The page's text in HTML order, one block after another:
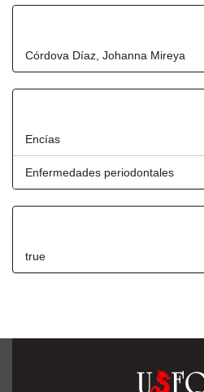
Córdova Díaz, Johanna Mireya
Encías
Enfermedades periodontales
true